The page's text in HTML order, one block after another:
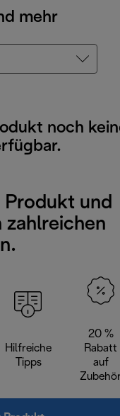
mehr
noch
Produkt und
Hilfreiche
Tipps
20 %
Rabatt
auf